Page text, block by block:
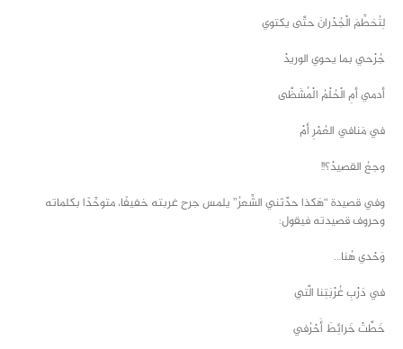
لِتُحَطِّمَ الْجُدْرانَ حتَّى يكتوي
جُرْحي بما يحوي الوريدْ
أدمي أمِ الْحُلْمُ الْمُشَظَّى
في مَنافي العُمْرِ أمْ
وجعُ القصيدْ؟!!
وفي قصيدة “هَكذا حدَّثني الشِّعرُ” يلمس جرح غربته خفيفًا، متوحِّدًا بكلماته
وحروف قصيدته فيقول:
وَحْدي هُنا…
في دَرْبِ غُرْبَتِنا الَّتي
خَطَّتْ خَرائِطَ أَحْرُفي